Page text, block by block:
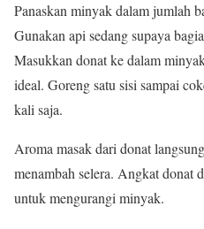
Panaskan minyak dalam jumlah
Gunakan api sedang supaya
Masukkan donat ke dalam
ideal. Goreng satu sisi sampai
kali saja.
Aroma masak dari donat
menambah selera. Angkat donat
untuk mengurangi minyak.